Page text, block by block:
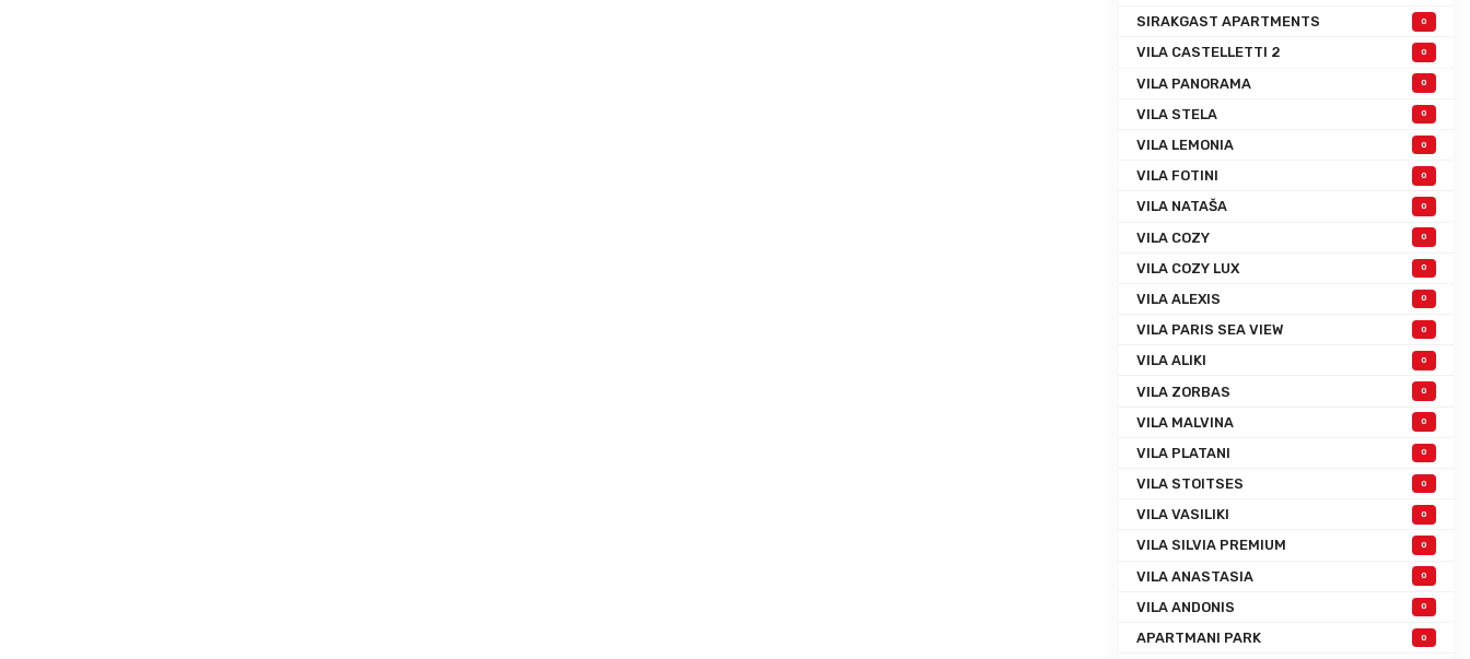
SIRAKGAST APARTMENTS 0
VILA CASTELLETTI 2 0
VILA PANORAMA 0
VILA STELA 0
VILA LEMONIA 0
VILA FOTINI 0
VILA NATAŠA 0
VILA COZY 0
VILA COZY LUX 0
VILA ALEXIS 0
VILA PARIS SEA VIEW 0
VILA ALIKI 0
VILA ZORBAS 0
VILA MALVINA 0
VILA PLATANI 0
VILA STOITSES 0
VILA VASILIKI 0
VILA SILVIA PREMIUM 0
VILA ANASTASIA 0
VILA ANDONIS 0
APARTMANI PARK 0